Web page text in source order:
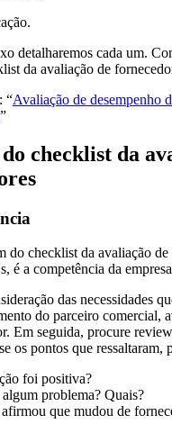
detalharemos cada um.
da avaliação de
“Avaliação de desempenho
”
do checklist da
do checklist da avaliação de
é a competência da
das necessidades
do parceiro comercial,
Em seguida, procure
os pontos que ressaltaram,
foi positiva?
problema? Quais?
que mudou de